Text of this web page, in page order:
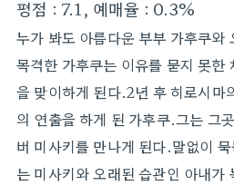
평점 : 7.1, 예매율 : 0.3%
누가 봐도 아름다운 부부 가후쿠와
목격한 가후쿠는 이유를 묻지 못한
을 맞이하게 된다.2년 후 히로시마
의 연출을 하게 된 가후쿠.그는 그
버 미사키를 만나게 된다.말없이
는 미사키와 오래된 습관인 아내가